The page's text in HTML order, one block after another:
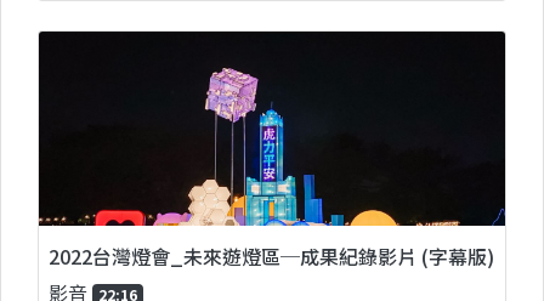
2022台灣燈會_未來遊燈區─成果紀錄影片 (字幕版)
影音 22:16